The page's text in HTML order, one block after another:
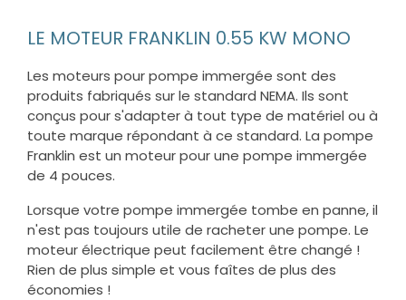
LE MOTEUR FRANKLIN 0.55 KW MONO
Les moteurs pour pompe immergée sont des
produits fabriqués sur le standard NEMA. Ils sont
conçus pour s'adapter à tout type de matériel ou à
toute marque répondant à ce standard. La pompe
Franklin est un moteur pour une pompe immergée
de 4 pouces.
Lorsque votre pompe immergée tombe en panne, il
n'est pas toujours utile de racheter une pompe. Le
moteur électrique peut facilement être changé !
Rien de plus simple et vous faîtes de plus des
économies !